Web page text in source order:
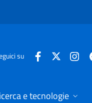
su
e tecnologie